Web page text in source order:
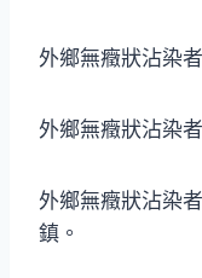
外鄉無癥狀沾染
外鄉無癥狀沾染
外鄉無癥狀沾染
鎮。